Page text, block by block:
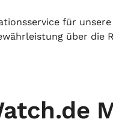
für
über die